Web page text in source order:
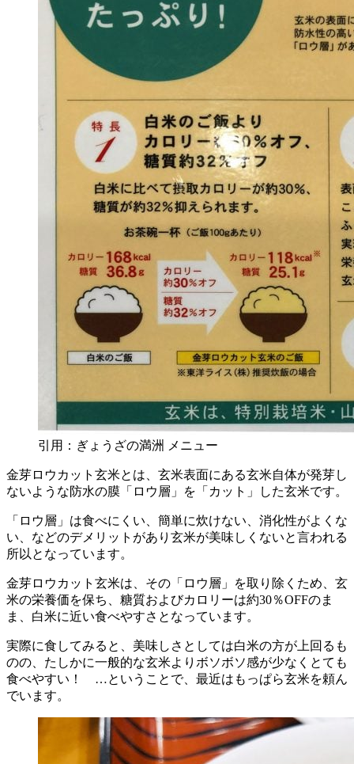
引用：ぎょうざの満洲 メニュー
金芽ロウカット玄米とは、玄米表面にある玄米自体が発芽し
ないような防水の膜「ロウ層」を「カット」した玄米です。
「ロウ層」は食べにくい、簡単に炊けない、消化性がよくな
い、などのデメリットがあり玄米が美味しくないと言われる
所以となっています。
金芽ロウカット玄米は、その「ロウ層」を取り除くため、玄
米の栄養価を保ち、糖質およびカロリーは約30％OFFのま
ま、白米に近い食べやすさとなっています。
実際に食してみると、美味しさとしては白米の方が上回るも
のの、たしかに一般的な玄米よりボソボソ感が少なくとても
食べやすい！ …ということで、最近はもっぱら玄米を頼ん
でいます。